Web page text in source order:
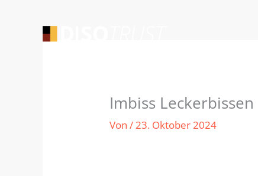
Imbiss Leckerbissen
Von/23. Oktober 2024